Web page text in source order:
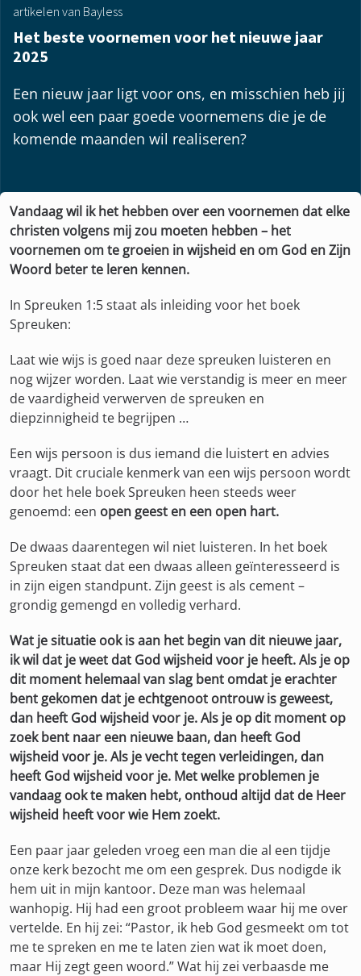
artikelen van Bayless
Het beste voornemen voor het nieuwe jaar
2025
Een nieuw jaar ligt voor ons, en misschien heb jij
ook wel een paar goede voornemens die je de
komende maanden wil realiseren?
Vandaag wil ik het hebben over een voornemen dat elke
christen volgens mij zou moeten hebben – het
voornemen om te groeien in wijsheid en om God en Zijn
Woord beter te leren kennen.
In Spreuken 1:5 staat als inleiding voor het boek
Spreuken:
Laat wie wijs is goed naar deze spreuken luisteren en
nog wijzer worden. Laat wie verstandig is meer en meer
de vaardigheid verwerven de spreuken en
diepzinnigheid te begrijpen …
Een wijs persoon is dus iemand die luistert en advies
vraagt. Dit cruciale kenmerk van een wijs persoon wordt
door het hele boek Spreuken heen steeds weer
genoemd: een open geest en een open hart.
De dwaas daarentegen wil niet luisteren. In het boek
Spreuken staat dat een dwaas alleen geïnteresseerd is
in zijn eigen standpunt. Zijn geest is als cement –
grondig gemengd en volledig verhard.
Wat je situatie ook is aan het begin van dit nieuwe jaar,
ik wil dat je weet dat God wijsheid voor je heeft. Als je op
dit moment helemaal van slag bent omdat je erachter
bent gekomen dat je echtgenoot ontrouw is geweest,
dan heeft God wijsheid voor je. Als je op dit moment op
zoek bent naar een nieuwe baan, dan heeft God
wijsheid voor je. Als je vecht tegen verleidingen, dan
heeft God wijsheid voor je. Met welke problemen je
vandaag ook te maken hebt, onthoud altijd dat de Heer
wijsheid heeft voor wie Hem zoekt.
Een paar jaar geleden vroeg een man die al een tijdje
onze kerk bezocht me om een gesprek. Dus nodigde ik
hem uit in mijn kantoor. Deze man was helemaal
wanhopig. Hij had een groot probleem waar hij me over
vertelde. En hij zei: “Pastor, ik heb God gesmeekt om tot
me te spreken en me te laten zien wat ik moet doen,
maar Hij zegt geen woord.” Wat hij zei verbaasde me